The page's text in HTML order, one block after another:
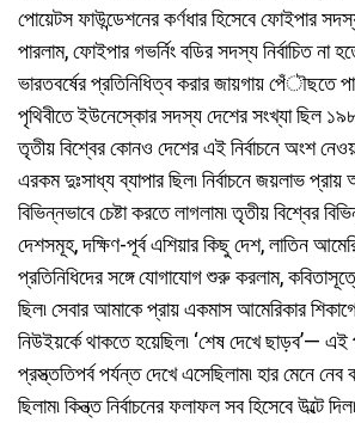
পোয়েটস ফাউন্ডেশনের কর্ণধার হিসেবে ফোইপার
পারলাম, ফোইপার গভর্নিং বডির সদস্য নির্বাচিত না
ভারতবর্ষের প্রতিনিধিত্ব করার জায়গায় পেঁৗছতে
পৃথিবীতে ইউনেস্কোর সদস্য দেশের সংখ্যা ছিল
তৃতীয় বিশ্বের কোনও দেশের এই নির্বাচনে অংশ
এরকম দুঃসাধ্য ব্যাপার ছিল৷ নির্বাচনে জয়লাভ
বিভিন্নভাবে চেষ্টা করতে লাগলাম৷ তৃতীয় বিশ্বের
দেশসমূহ, দক্ষিণ-পূর্ব এশিয়ার কিছু দেশ, লাতিন
প্রতিনিধিদের সঙ্গে যোগাযোগ শুরু করলাম,
ছিল৷ সেবার আমাকে প্রায় একমাস আমেরিকার
নিউইয়র্কে থাকতে হয়েছিল৷ ‘শেষ দেখে ছাড়ব’— এই
প্রস্ত্ততিপর্ব পর্যন্ত দেখে এসেছিলাম৷ হার মেনে
ছিলাম৷ কিন্ত্ত নির্বাচনের ফলাফল সব হিসেবে উল্টে